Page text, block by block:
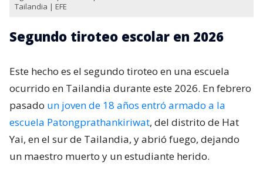
Tailandia | EFE
Segundo tiroteo escolar en 2026
Este hecho es el segundo tiroteo en una escuela
ocurrido en Tailandia durante este 2026. En febrero
pasado un joven de 18 años entró armado a la
escuela Patongprathankiriwat, del distrito de Hat
Yai, en el sur de Tailandia, y abrió fuego, dejando
un maestro muerto y un estudiante herido.